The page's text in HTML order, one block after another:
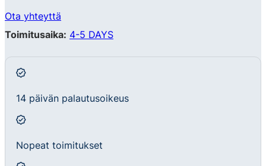
Ota yhteyttä
Toimitusaika: 4-5 DAYS
14 päivän palautusoikeus
Nopeat toimitukset